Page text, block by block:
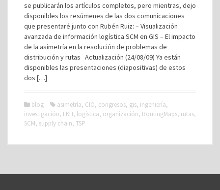
se publicarán los artículos completos, pero mientras, dejo
disponibles los resúmenes de las dos comunicaciones
que presentaré junto con Rubén Ruiz: – Visualización
avanzada de información logística SCM en GIS – El impacto
de la asimetría en la resolución de problemas de
distribución y rutas Actualización (24/08/09) Ya están
disponibles las presentaciones (diapositivas) de estos
dos […]
blog asimetría, CIO, congresos, gis, ingeniería,
investigación, LKH, logística, organización, RoutingMaps, rutas,
SCM, supply chain, TSP